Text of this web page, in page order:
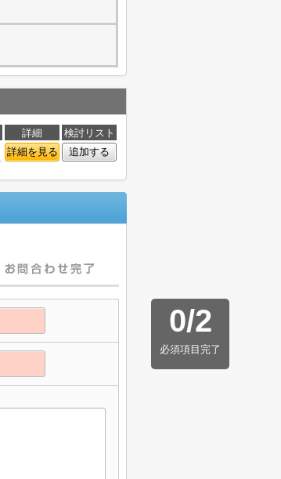
詳細
検討リスト
詳細を見る 追加する
0/2
必須項目完了